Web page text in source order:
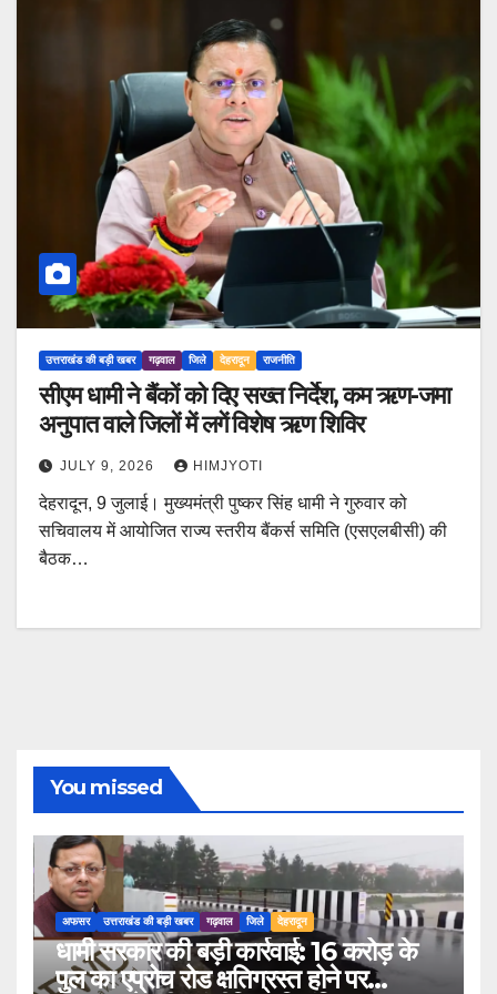
उत्तराखंड की बड़ी खबर गढ़वाल जिले देहरादून राजनीति
सीएम धामी ने बैंकों को दिए सख्त निर्देश, कम ऋण-जमा
अनुपात वाले जिलों में लगें विशेष ऋण शिविर
JULY 9, 2026 HIMJYOTI
देहरादून, 9 जुलाई। मुख्यमंत्री पुष्कर सिंह धामी ने गुरुवार को
सचिवालय में आयोजित राज्य स्तरीय बैंकर्स समिति (एसएलबीसी) की
बैठक…
You missed
अफसर उत्तराखंड की बड़ी खबर गढ़वाल जिले देहरादून
धामी सरकार की बड़ी कार्रवाई: 16 करोड़ के
पुल का एप्रोच रोड क्षतिग्रस्त होने पर